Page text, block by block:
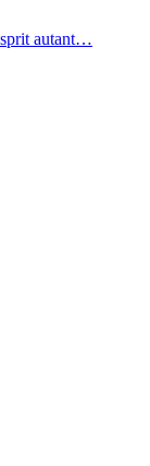
autant…